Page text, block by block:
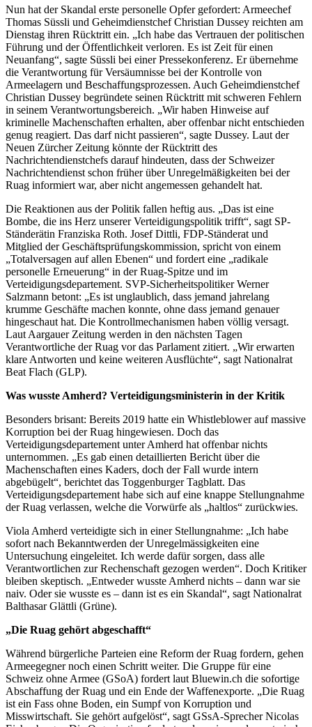
Nun hat der Skandal erste personelle Opfer gefordert: Armeechef
Thomas Süssli und Geheimdienstchef Christian Dussey reichten am
Dienstag ihren Rücktritt ein. „Ich habe das Vertrauen der politischen
Führung und der Öffentlichkeit verloren. Es ist Zeit für einen
Neuanfang“, sagte Süssli bei einer Pressekonferenz. Er übernehme
die Verantwortung für Versäumnisse bei der Kontrolle von
Armeelagern und Beschaffungsprozessen. Auch Geheimdienstchef
Christian Dussey begründete seinen Rücktritt mit schweren Fehlern
in seinem Verantwortungsbereich. „Wir haben Hinweise auf
kriminelle Machenschaften erhalten, aber offenbar nicht entschieden
genug reagiert. Das darf nicht passieren“, sagte Dussey. Laut der
Neuen Zürcher Zeitung könnte der Rücktritt des
Nachrichtendienstchefs darauf hindeuten, dass der Schweizer
Nachrichtendienst schon früher über Unregelmäßigkeiten bei der
Ruag informiert war, aber nicht angemessen gehandelt hat.
Die Reaktionen aus der Politik fallen heftig aus. „Das ist eine
Bombe, die ins Herz unserer Verteidigungspolitik trifft“, sagt SP-
Ständerätin Franziska Roth. Josef Dittli, FDP-Ständerat und
Mitglied der Geschäftsprüfungskommission, spricht von einem
„Totalversagen auf allen Ebenen“ und fordert eine „radikale
personelle Erneuerung“ in der Ruag-Spitze und im
Verteidigungsdepartement. SVP-Sicherheitspolitiker Werner
Salzmann betont: „Es ist unglaublich, dass jemand jahrelang
krumme Geschäfte machen konnte, ohne dass jemand genauer
hingeschaut hat. Die Kontrollmechanismen haben völlig versagt.
Laut Aargauer Zeitung werden in den nächsten Tagen
Verantwortliche der Ruag vor das Parlament zitiert. „Wir erwarten
klare Antworten und keine weiteren Ausflüchte“, sagt Nationalrat
Beat Flach (GLP).
Was wusste Amherd? Verteidigungsministerin in der Kritik
Besonders brisant: Bereits 2019 hatte ein Whistleblower auf massive
Korruption bei der Ruag hingewiesen. Doch das
Verteidigungsdepartement unter Amherd hat offenbar nichts
unternommen. „Es gab einen detaillierten Bericht über die
Machenschaften eines Kaders, doch der Fall wurde intern
abgebügelt“, berichtet das Toggenburger Tagblatt. Das
Verteidigungsdepartement habe sich auf eine knappe Stellungnahme
der Ruag verlassen, welche die Vorwürfe als „haltlos“ zurückwies.
Viola Amherd verteidigte sich in einer Stellungnahme: „Ich habe
sofort nach Bekanntwerden der Unregelmässigkeiten eine
Untersuchung eingeleitet. Ich werde dafür sorgen, dass alle
Verantwortlichen zur Rechenschaft gezogen werden“. Doch Kritiker
bleiben skeptisch. „Entweder wusste Amherd nichts – dann war sie
naiv. Oder sie wusste es – dann ist es ein Skandal“, sagt Nationalrat
Balthasar Glättli (Grüne).
„Die Ruag gehört abgeschafft“
Während bürgerliche Parteien eine Reform der Ruag fordern, gehen
Armeegegner noch einen Schritt weiter. Die Gruppe für eine
Schweiz ohne Armee (GSoA) fordert laut Bluewin.ch die sofortige
Abschaffung der Ruag und ein Ende der Waffenexporte. „Die Ruag
ist ein Fass ohne Boden, ein Sumpf von Korruption und
Misswirtschaft. Sie gehört aufgelöst“, sagt GSsA-Sprecher Nicolas